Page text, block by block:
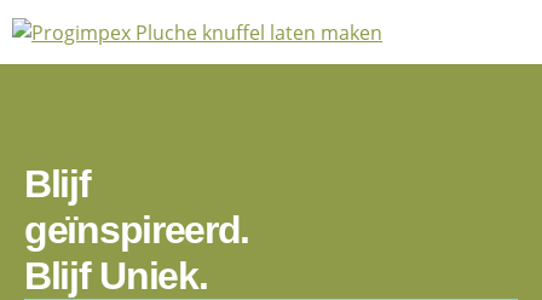
Blijf
geïnspireerd.
Blijf Uniek.